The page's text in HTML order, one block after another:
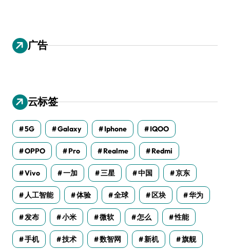
广告
云标签
5G Galaxy Iphone IQOO
OPPO Pro Realme Redmi
Vivo 一加 三星 中国 京东
人工智能 体验 全球 区块 华为
发布 小米 微软 怎么 性能
手机 技术 数智网 新机 旗舰